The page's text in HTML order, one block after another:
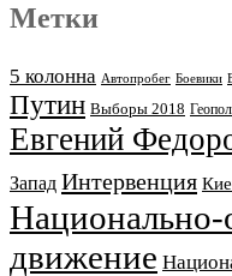
Метки
5 колонна Автопробег Боевики
Путин Выборы 2018
Евгений
Запад Интервенция
Национально-
движение